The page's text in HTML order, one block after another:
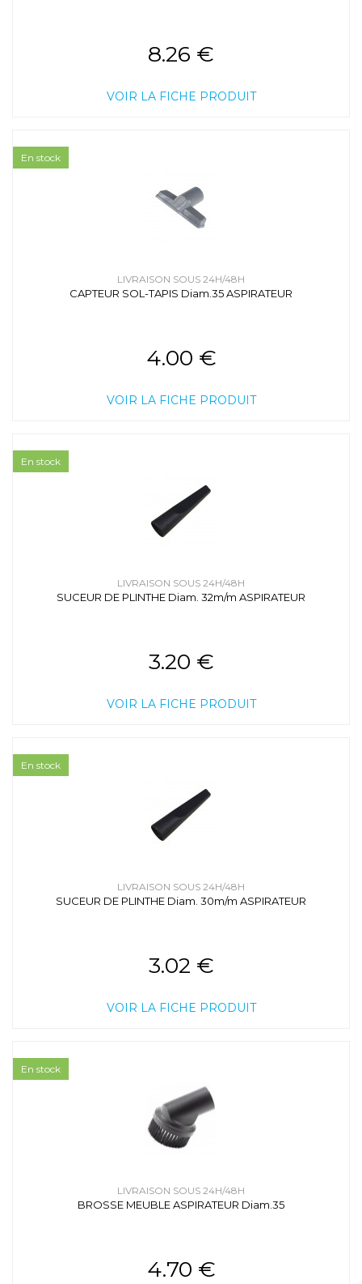
8.26 €
VOIR LA FICHE PRODUIT
LIVRAISON SOUS 24H/48H
CAPTEUR SOL-TAPIS Diam.35 ASPIRATEUR
4.00 €
VOIR LA FICHE PRODUIT
En stock
LIVRAISON SOUS 24H/48H
SUCEUR DE PLINTHE Diam. 32m/m ASPIRATEUR
3.20 €
VOIR LA FICHE PRODUIT
En stock
LIVRAISON SOUS 24H/48H
SUCEUR DE PLINTHE Diam. 30m/m ASPIRATEUR
3.02 €
VOIR LA FICHE PRODUIT
En stock
LIVRAISON SOUS 24H/48H
BROSSE MEUBLE ASPIRATEUR Diam.35
4.70 €
En stock